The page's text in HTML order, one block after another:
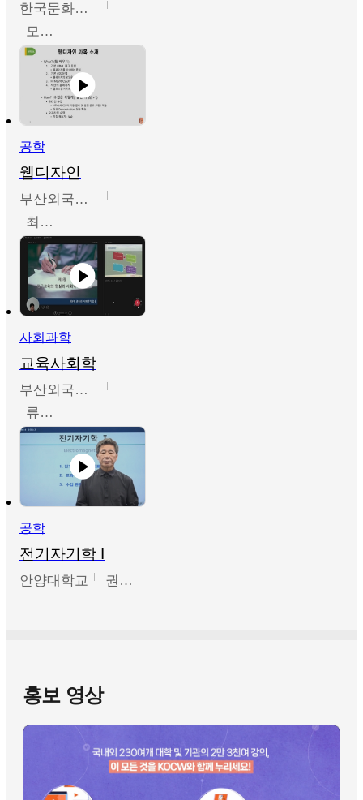
한국문화예술교육진흥원
모경환,성상환,정문성
공학
웹디자인
부산외국어대학교
최진오
사회과학
교육사회학
부산외국어대학교
류영철
공학
전기자기학 I
안양대학교 권원현
홍보 영상